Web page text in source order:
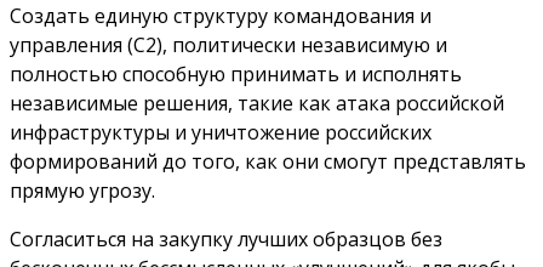
Создать единую структуру командования и
управления (C2), политически независимую и
полностью способную принимать и исполнять
независимые решения, такие как атака российской
инфраструктуры и уничтожение российских
формирований до того, как они смогут представлять
прямую угрозу.
Согласиться на закупку лучших образцов без